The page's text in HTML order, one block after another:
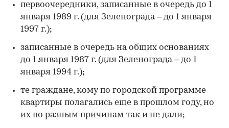
первоочередники, записанные в очередь до 1
января 1989 г. (для Зеленограда – до 1 января
1997 г.);
записанные в очередь на общих основаниях
до 1 января 1987 г. (для Зеленограда – до 1
января 1994 г.);
те граждане, кому по городской программе
квартиры полагались еще в прошлом году, но
их по разным причинам так и не дали;